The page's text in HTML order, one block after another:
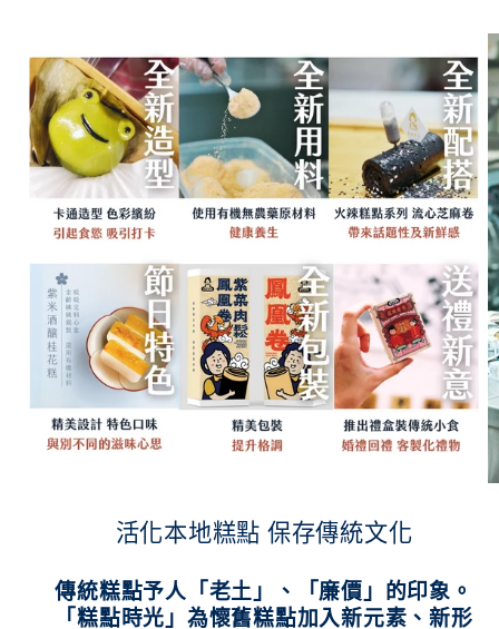
活化本地糕點 保存傳統文化
傳統糕點予人「老土」、「廉價」的印象。
「糕點時光」為懷舊糕點加入新元素、新形